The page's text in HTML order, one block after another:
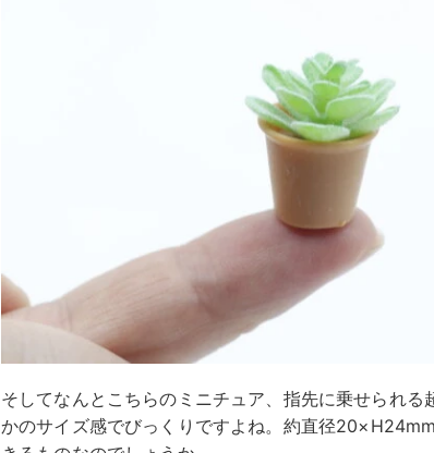
そしてなんとこちらのミニチュア、指先に乗せられる
かのサイズ感でびっくりですよね。約直径